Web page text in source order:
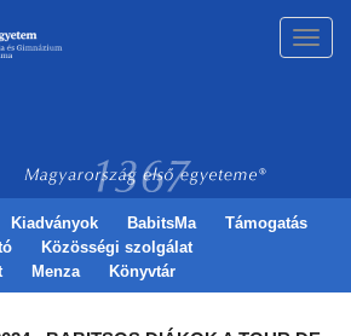
Kiadványok BabitsMa
Támogatás
Közösségi szolgálat
Menza Könyvtár